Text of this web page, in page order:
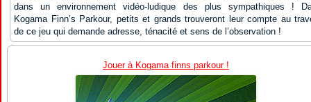
dans un environnement vidéo-ludique des plus sympathiques !
Kogama Finn’s Parkour, petits et grands trouveront leur compte au
de ce jeu qui demande adresse, ténacité et sens de l’observation !
Jouer à Kogama finns parkour !